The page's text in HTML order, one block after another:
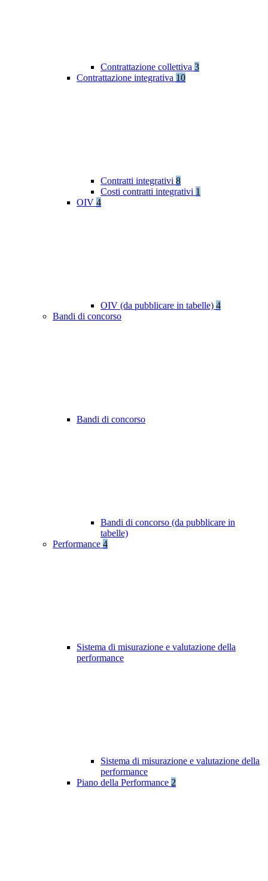
Contrattazione collettiva 3
Contrattazione integrativa 10
Contratti integrativi 8
Costi contratti integrativi 1
OIV 4
OIV (da pubblicare in tabelle) 4
Bandi di concorso
Bandi di concorso
Bandi di concorso (da pubblicare in
tabelle)
Performance 4
Sistema di misurazione e valutazione della
performance
Sistema di misurazione e valutazione della
performance
Piano della Performance 2